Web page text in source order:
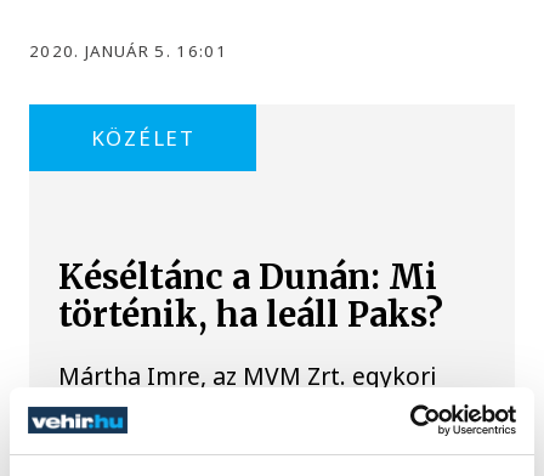
2020. JANUÁR 5. 16:01
KÖZÉLET
Késéltánc a Dunán: Mi
történik, ha leáll Paks?
Mártha Imre, az MVM Zrt. egykori
vezérigazgatója ATV-n Rónai Egonnak
adott interjújában vázolta fel a Paksi
Atomerőmű előtt álló példátlan